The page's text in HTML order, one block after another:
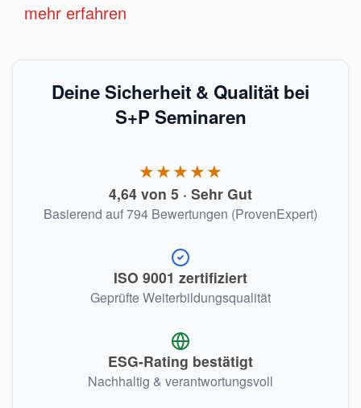
mehr erfahren
Deine Sicherheit & Qualität bei
S+P Seminaren
★★★★★
4,64 von 5 · Sehr Gut
Basierend auf 794 Bewertungen (ProvenExpert)
ISO 9001 zertifiziert
Geprüfte Weiterbildungsqualität
ESG-Rating bestätigt
Nachhaltig & verantwortungsvoll